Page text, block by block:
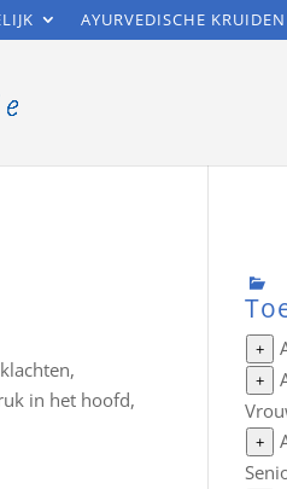
AYURVEDISCHE KRUIDEN
in het hoofd,
+
+
+